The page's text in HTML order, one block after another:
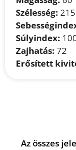
Szélesség: 215
Súlyindex:
Zajhatás: 72
Erősített
Az összes